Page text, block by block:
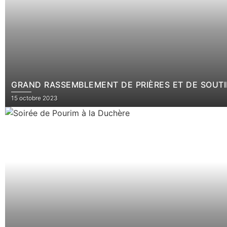
GRAND RASSEMBLEMENT DE PRIÈRES ET DE
15 octobre 2023